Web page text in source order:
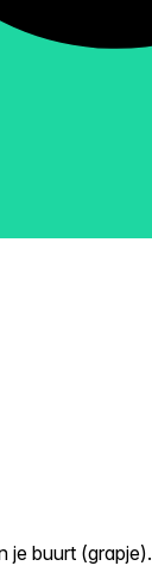
je buurt (grapje).